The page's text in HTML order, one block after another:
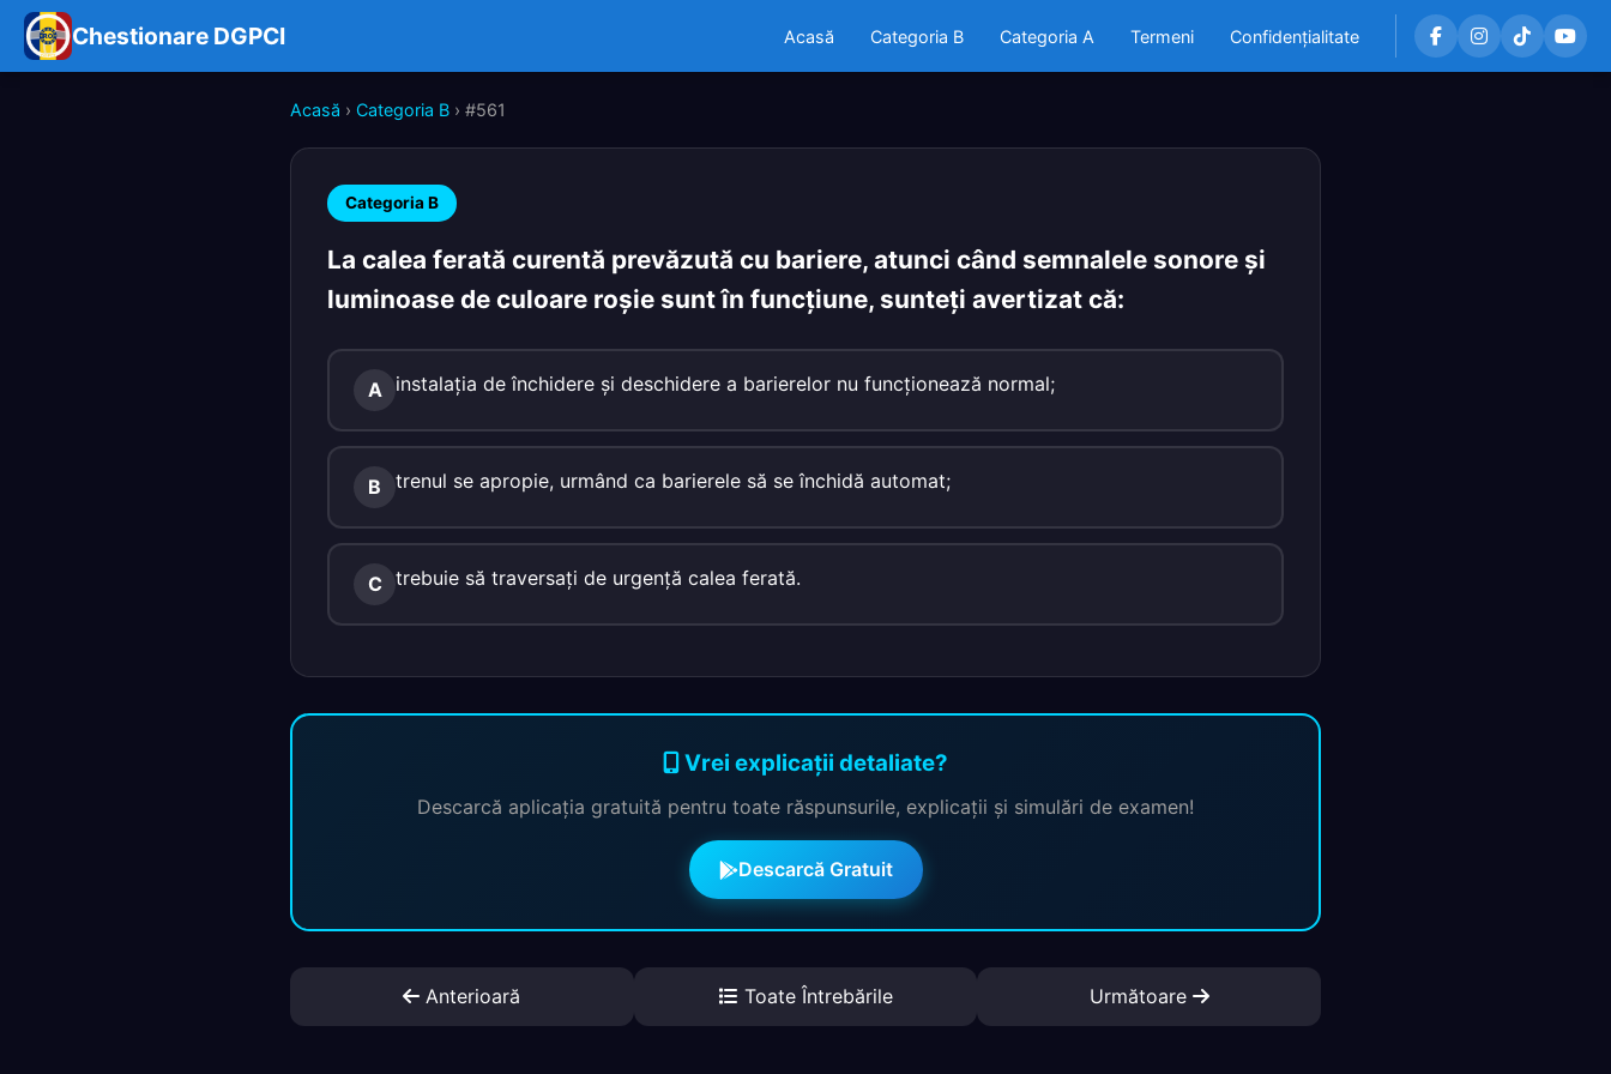
Chestionare DGPCI Acasă Categoria B Categoria A Termeni Confidențialitate
Acasă › Categoria B › #561
Categoria B
La calea ferată curentă prevăzută cu bariere, atunci când semnalele sonore şi
luminoase de culoare roşie sunt în funcţiune, sunteţi avertizat că:
A instalaţia de închidere şi deschidere a barierelor nu funcţionează normal;
B trenul se apropie, urmând ca barierele să se închidă automat;
C trebuie să traversaţi de urgenţă calea ferată.
Vrei explicații detaliate?
Descarcă aplicația gratuită pentru toate răspunsurile, explicații și simulări de examen!
Descarcă Gratuit
Anterioară Toate Întrebările Următoare